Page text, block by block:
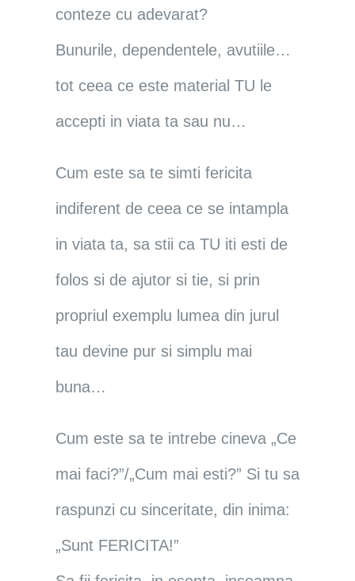
conteze cu adevarat?
Bunurile, dependentele, avutiile…
tot ceea ce este material TU le
accepti in viata ta sau nu…
Cum este sa te simti fericita
indiferent de ceea ce se intampla
in viata ta, sa stii ca TU iti esti de
folos si de ajutor si tie, si prin
propriul exemplu lumea din jurul
tau devine pur si simplu mai
buna…
Cum este sa te intrebe cineva „Ce
mai faci?”/„Cum mai esti?” Si tu sa
raspunzi cu sinceritate, din inima:
„Sunt FERICITA!”